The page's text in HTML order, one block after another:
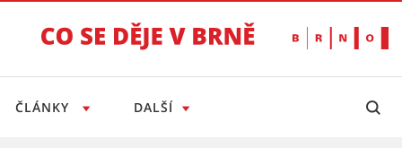
ČLÁNKY DALŠÍ